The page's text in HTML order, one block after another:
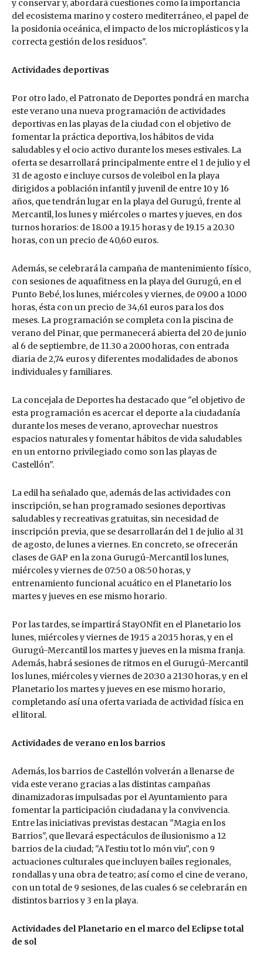
y conservar y, abordará cuestiones como la importancia
del ecosistema marino y costero mediterráneo, el papel de
la posidonia oceánica, el impacto de los microplásticos y la
correcta gestión de los residuos".
Actividades deportivas
Por otro lado, el Patronato de Deportes pondrá en marcha
este verano una nueva programación de actividades
deportivas en las playas de la ciudad con el objetivo de
fomentar la práctica deportiva, los hábitos de vida
saludables y el ocio activo durante los meses estivales. La
oferta se desarrollará principalmente entre el 1 de julio y el
31 de agosto e incluye cursos de voleibol en la playa
dirigidos a población infantil y juvenil de entre 10 y 16
años, que tendrán lugar en la playa del Gurugú, frente al
Mercantil, los lunes y miércoles o martes y jueves, en dos
turnos horarios: de 18.00 a 19.15 horas y de 19.15 a 20.30
horas, con un precio de 40,60 euros.
Además, se celebrará la campaña de mantenimiento físico,
con sesiones de aquafitness en la playa del Gurugú, en el
Punto Bebé, los lunes, miércoles y viernes, de 09.00 a 10.00
horas, ésta con un precio de 34,61 euros para los dos
meses. La programación se completa con la piscina de
verano del Pinar, que permanecerá abierta del 20 de junio
al 6 de septiembre, de 11.30 a 20.00 horas, con entrada
diaria de 2,74 euros y diferentes modalidades de abonos
individuales y familiares.
La concejala de Deportes ha destacado que "el objetivo de
esta programación es acercar el deporte a la ciudadanía
durante los meses de verano, aprovechar nuestros
espacios naturales y fomentar hábitos de vida saludables
en un entorno privilegiado como son las playas de
Castellón".
La edil ha señalado que, además de las actividades con
inscripción, se han programado sesiones deportivas
saludables y recreativas gratuitas, sin necesidad de
inscripción previa, que se desarrollarán del 1 de julio al 31
de agosto, de lunes a viernes. En concreto, se ofrecerán
clases de GAP en la zona Gurugú-Mercantil los lunes,
miércoles y viernes de 07:50 a 08:50 horas, y
entrenamiento funcional acuático en el Planetario los
martes y jueves en ese mismo horario.
Por las tardes, se impartirá StayONfit en el Planetario los
lunes, miércoles y viernes de 19:15 a 20:15 horas, y en el
Gurugú-Mercantil los martes y jueves en la misma franja.
Además, habrá sesiones de ritmos en el Gurugú-Mercantil
los lunes, miércoles y viernes de 20:30 a 21:30 horas, y en el
Planetario los martes y jueves en ese mismo horario,
completando así una oferta variada de actividad física en
el litoral.
Actividades de verano en los barrios
Además, los barrios de Castellón volverán a llenarse de
vida este verano gracias a las distintas campañas
dinamizadoras impulsadas por el Ayuntamiento para
fomentar la participación ciudadana y la convivencia.
Entre las iniciativas previstas destacan "Magia en los
Barrios", que llevará espectáculos de ilusionismo a 12
barrios de la ciudad; "A l'estiu tot lo món viu", con 9
actuaciones culturales que incluyen bailes regionales,
rondallas y una obra de teatro; así como el cine de verano,
con un total de 9 sesiones, de las cuales 6 se celebrarán en
distintos barrios y 3 en la playa.
Actividades del Planetario en el marco del Eclipse total
de sol